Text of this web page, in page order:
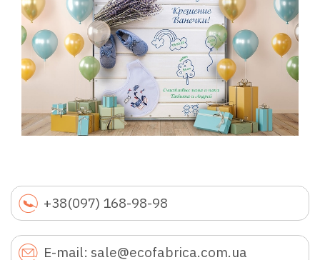
+38(097) 168-98-98
E-mail: sale@ecofabrica.com.ua